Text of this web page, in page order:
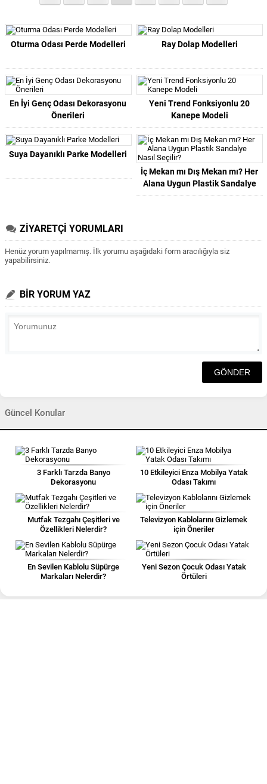
Oturma Odası Perde Modelleri Ray Dolap Modelleri
En İyi Genç Odası Dekorasyonu
Önerileri
Yeni Trend Fonksiyonlu 20
Kanepe Modeli
Suya Dayanıklı Parke Modelleri
İç Mekan mı Dış Mekan mı? Her
Alana Uygun Plastik Sandalye
Nasıl Seçilir?
ZİYARETÇİ YORUMLARI
Henüz yorum yapılmamış. İlk yorumu aşağıdaki form aracılığıyla siz
yapabilirsiniz.
BİR YORUM YAZ
Güncel Konular
3 Farklı Tarzda Banyo
Dekorasyonu
10 Etkileyici Enza Mobilya Yatak
Odası Takımı
Mutfak Tezgahı Çeşitleri ve
Özellikleri Nelerdir?
Televizyon Kablolarını Gizlemek
için Öneriler
En Sevilen Kablolu Süpürge
Markaları Nelerdir?
Yeni Sezon Çocuk Odası Yatak
Örtüleri